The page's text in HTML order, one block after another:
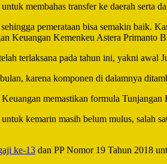
membahas transfer ke daerah serta
pemerataan bisa semakin baik.
Keuangan Kemenkeu Astera
terlaksana pada tahun ini, yakni awal
karena komponen di dalamnya
memastikan formula
kemarin masih belum mulus, salah
ke-13 dan PP Nomor 19 Tahun 2018